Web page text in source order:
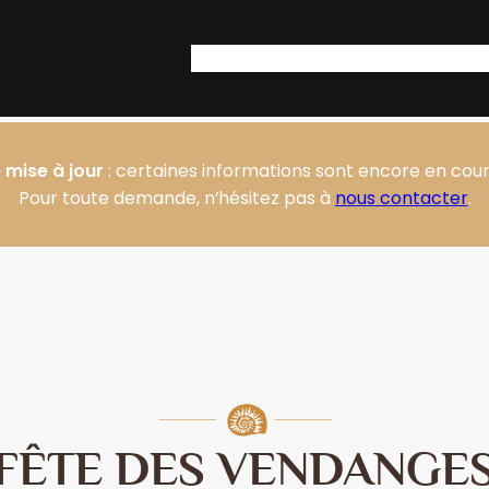
mise à jour : certaines informations sont encore en
Pour toute demande, n’hésitez pas à nous contacter.
DES